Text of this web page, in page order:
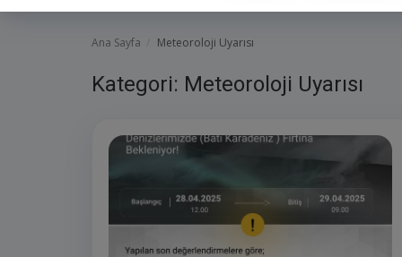
Ana Sayfa Meteoroloji Uyarısı
Kategori: Meteoroloji Uyarısı